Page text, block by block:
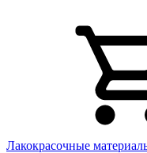
Лакокрасочные